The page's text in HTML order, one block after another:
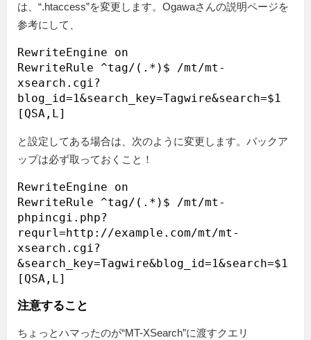
は、“.htaccess”を変更します。Ogawaさんの説明ページを
参考にして、
RewriteEngine on
RewriteRule ^tag/(.*)$ /mt/mt-
xsearch.cgi?
blog_id=1&search_key=Tagwire&search=$1
と設定してある場合は、次のように変更します。バックア
ップは必ず取っておくこと！
RewriteEngine on
RewriteRule ^tag/(.*)$ /mt/mt-
phpincgi.php?
requrl=http://example.com/mt/mt-
xsearch.cgi?
&search_key=Tagwire&blog_id=1&search=$1
注意すること
ちょっとハマったのが“MT-XSearch”に渡すクエリ